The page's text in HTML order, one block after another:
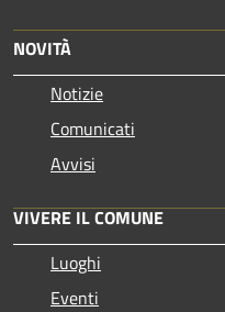
NOVITÀ
Notizie
Comunicati
Avvisi
VIVERE IL COMUNE
Luoghi
Eventi